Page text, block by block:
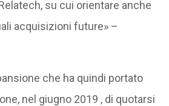
su cui orientare anche
acquisizioni future» –
che ha quindi portato
nel giugno 2019 , di quotarsi